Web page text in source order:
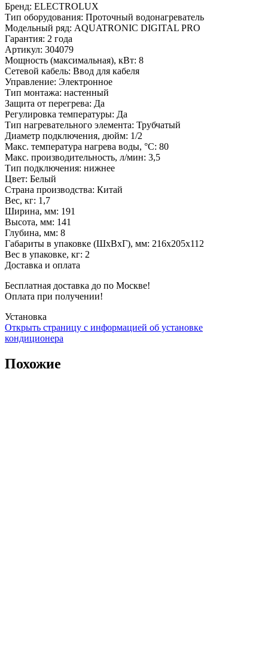
Бренд: ELECTROLUX
Тип оборудования: Проточный водонагреватель
Модельный ряд: AQUATRONIC DIGITAL PRO
Гарантия: 2 года
Артикул: 304079
Мощность (максимальная), кВт: 8
Сетевой кабель: Ввод для кабеля
Управление: Электронное
Тип монтажа: настенный
Защита от перегрева: Да
Регулировка температуры: Да
Тип нагревательного элемента: Трубчатый
Диаметр подключения, дюйм: 1/2
Макс. температура нагрева воды, °С: 80
Макс. производительность, л/мин: 3,5
Тип подключения: нижнее
Цвет: Белый
Страна производства: Китай
Вес, кг: 1,7
Ширина, мм: 191
Высота, мм: 141
Глубина, мм: 8
Габариты в упаковке (ШxВxГ), мм: 216х205х112
Вес в упаковке, кг: 2
Доставка и оплата
Бесплатная доставка до по Москве!
Оплата при получении!
Установка
Открыть страницу с информацией об установке
кондиционера
Похожие